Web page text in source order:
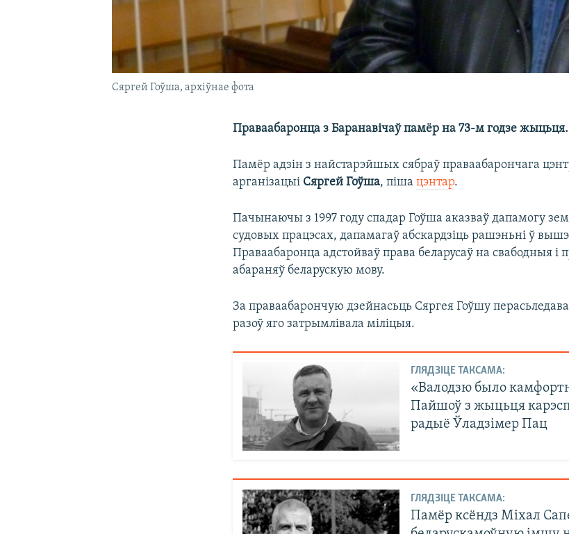
Сяргей Гоўша, архіўнае фота
Праваабаронца з Баранавічаў памёр на 73-м годзе жыцьця.
Памёр адзін з найстарэйшых сябраў праваабарончага
арганізацыі Сяргей Гоўша, пішацэнтар.
Пачынаючы з 1997 году спадар Гоўша аказваў дапамогу
судовых працэсах, дапамагаў абскардзіць рашэньні ў
Праваабаронца адстойваў права беларусаў на свабодныя
абараняў беларускую мову.
За праваабарончую дзейнасьць Сяргея Гоўшу
разоў яго затрымлівала міліцыя.
ГЛЯДЗІЦЕ ТАКСАМА:
«Валодзю было
Пайшоў з жыцьця
радыё Ўладзімер Пац
ГЛЯДЗІЦЕ ТАКСАМА:
Памёр ксёндз Міхал